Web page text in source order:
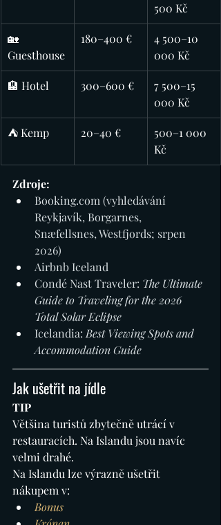
500 Kč
🏡
Guesthouse
180–400 €
4 500–10
000 Kč
🏨 Hotel 300–600 €
7 500–15
000 Kč
⛺ Kemp 20–40 €
500–1 000
Kč
Zdroje:
Booking.com (vyhledávání
Reykjavík, Borgarnes,
Snæfellsnes, Westfjords; srpen
2026)
Airbnb Iceland
Condé Nast Traveler: The Ultimate
Guide to Traveling for the 2026
Total Solar Eclipse
Icelandia: Best Viewing Spots and
Accommodation Guide
Jak ušetřit na jídle
TIP
Většina turistů zbytečně utrácí v
restauracích. Na Islandu jsou navíc
velmi drahé.
Na Islandu lze výrazně ušetřit
nákupem v:
Bonus